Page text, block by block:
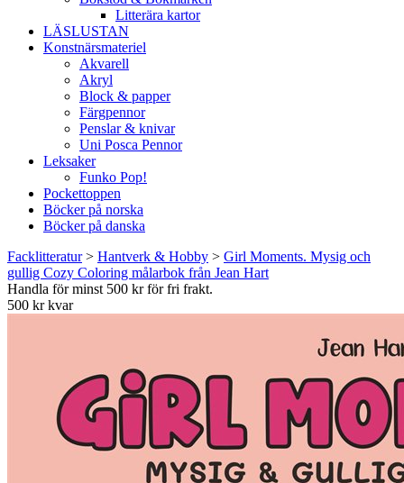
Litterära kartor
LÄSLUSTAN
Konstnärsmateriel
Akvarell
Akryl
Block & papper
Färgpennor
Penslar & knivar
Uni Posca Pennor
Leksaker
Funko Pop!
Pockettoppen
Böcker på norska
Böcker på danska
Facklitteratur> Hantverk & Hobby > Girl Moments. Mysig och
gullig Cozy Coloring målarbok från Jean Hart
Handla för minst 500 kr för fri frakt.
500 kr kvar